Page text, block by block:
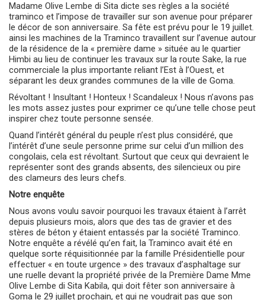
Madame Olive Lembe di Sita dicte ses règles a la société
traminco et l’impose de travailler sur son avenue pour préparer
le décor de son anniversaire. Sa fête est prévu pour le 19 juillet.
ainsi les machines de la Traminco travaillent sur l’avenue autour
de la résidence de la « première dame » située au le quartier
Himbi au lieu de continuer les travaux sur la route Sake, la rue
commerciale la plus importante reliant l’Est à l’Ouest, et
séparant les deux grandes communes de la ville de Goma.
Révoltant ! Insultant ! Honteux ! Scandaleux ! Nous n’avons pas
les mots assez justes pour exprimer ce qu’une telle chose peut
inspirer chez toute personne sensée.
Quand l’intérêt général du peuple n’est plus considéré, que
l’intérêt d’une seule personne prime sur celui d’un million des
congolais, cela est révoltant. Surtout que ceux qui devraient le
représenter sont des grands absents, des silencieux ou pire
des clameurs des leurs chefs.
Notre enquête
Nous avons voulu savoir pourquoi les travaux étaient à l’arrêt
depuis plusieurs mois, alors que des tas de gravier et des
stères de béton y étaient entassés par la société Traminco.
Notre enquête a révélé qu’en fait, la Traminco avait été en
quelque sorte réquisitionnée par la famille Présidentielle pour
effectuer « en toute urgence » des travaux d’asphaltage sur
une ruelle devant la propriété privée de la Première Dame Mme
Olive Lembe di Sita Kabila, qui doit fêter son anniversaire à
Goma le 29 juillet prochain, et qui ne voudrait pas que son